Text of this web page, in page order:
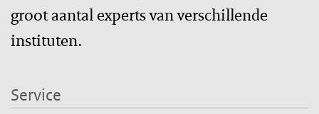
groot aantal experts van verschillende
instituten.
Service